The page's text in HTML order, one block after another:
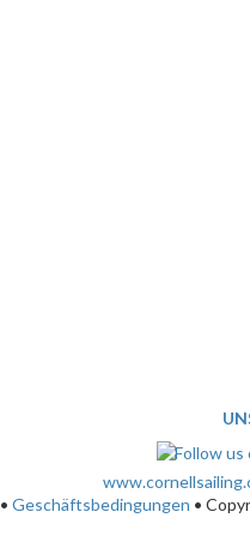
•Geschäftsbedingungen •